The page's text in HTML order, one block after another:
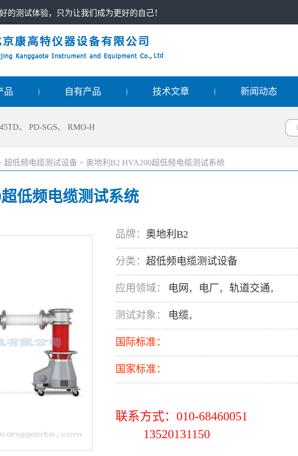
的测试体验，只为让我们成为更好的自己！
品 自有产品 技术文章 新闻动态
、 PD-SGS、 RMO-H
超低频电缆测试设备 > 奥地利B2 HVA200超低频电缆测试系统
低频电缆测试系统
品牌： 奥地利B2
分类： 超低频电缆测试设备
应用领域： 电网 ， 电厂， 轨道交通，
测试对象： 电缆，
国际标准：
国家标准：
联系方式：010-68460051
13520131150